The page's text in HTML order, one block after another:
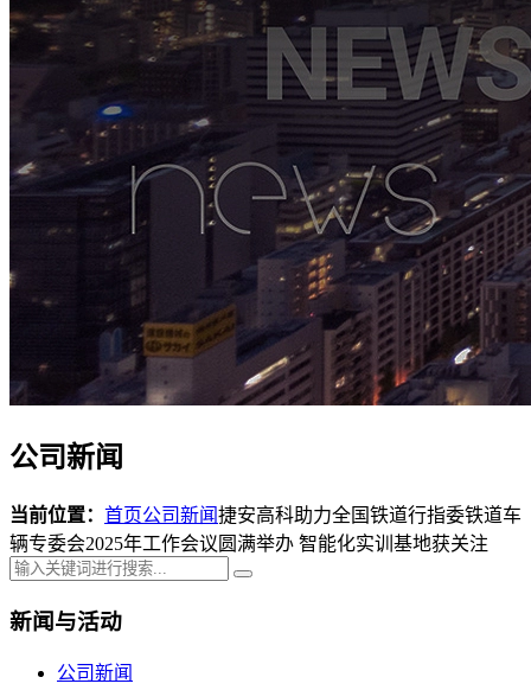
公司新闻
当前位置： 首页公司新闻捷安高科助力全国铁道行指委铁道车
辆专委会2025年工作会议圆满举办 智能化实训基地获关注
新闻与活动
公司新闻